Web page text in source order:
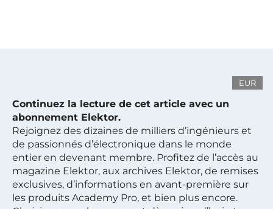
EUR
Continuez la lecture de cet article avec un
abonnement Elektor.
Rejoignez des dizaines de milliers d’ingénieurs et
de passionnés d’électronique dans le monde
entier en devenant membre. Profitez de l’accès au
magazine Elektor, aux archives Elektor, de remises
exclusives, d’informations en avant-première sur
les produits Academy Pro, et bien plus encore.